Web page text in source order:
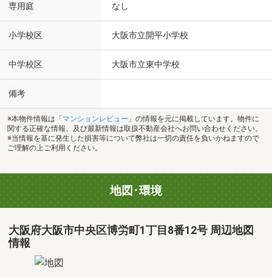
専用庭 なし
小学校区 大阪市立開平小学校
中学校区 大阪市立東中学校
備考
※本物件情報は「 マンションレビュー 」の情報を元に掲載しています。物件に
関する正確な情報、及び最新情報は取扱不動産会社へお問い合わせください。
※当情報を基に発生した損害等について弊社は一切の責任を負いかねますので
ご理解の上ご利用ください。
地図･環境
大阪府大阪市中央区博労町1丁目8番12号 周辺地図
情報